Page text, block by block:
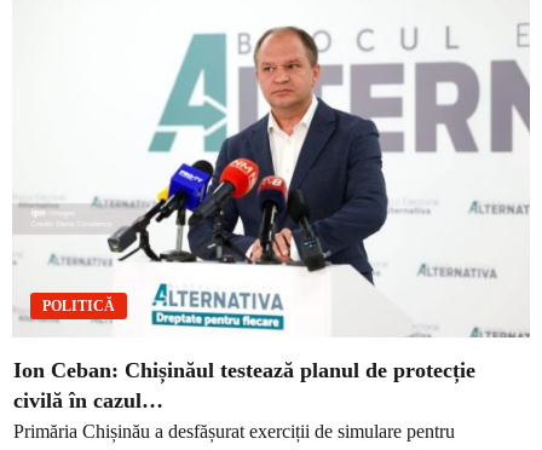
POLITICĂ
Ion Ceban: Chișinăul testează planul de protecție
civilă în cazul…
Primăria Chișinău a desfășurat exerciții de simulare pentru